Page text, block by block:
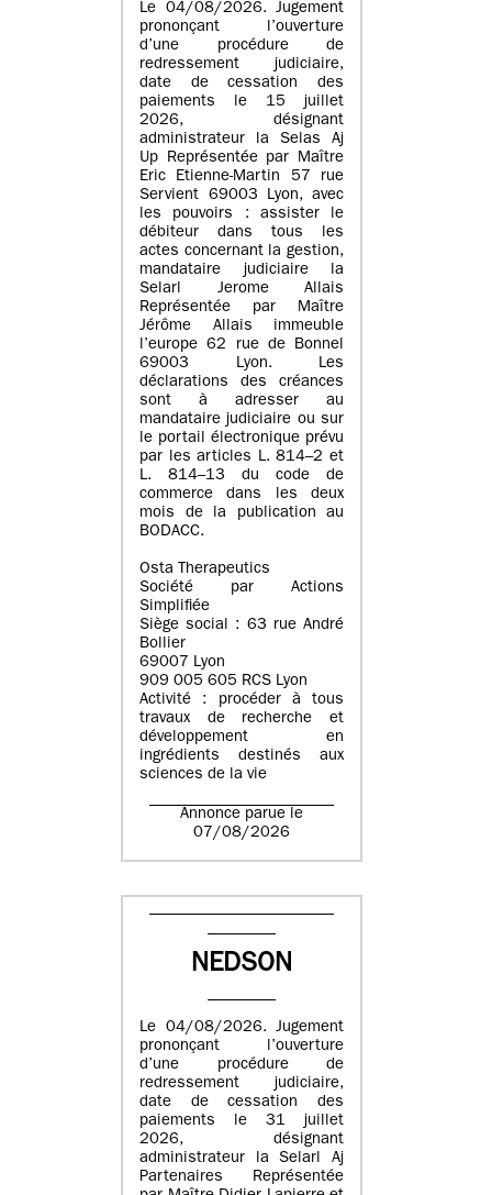
Le 04/08/2026. Jugement
prononçant l’ouverture
d’une procédure de
redressement judiciaire,
date de cessation des
paiements le 15 juillet
2026, désignant
administrateur la Selas Aj
Up Représentée par Maître
Eric Etienne-Martin 57 rue
Servient 69003 Lyon, avec
les pouvoirs : assister le
débiteur dans tous les
actes concernant la gestion,
mandataire judiciaire la
Selarl Jerome Allais
Représentée par Maître
Jérôme Allais immeuble
l’europe 62 rue de Bonnel
69003 Lyon. Les
déclarations des créances
sont à adresser au
mandataire judiciaire ou sur
le portail électronique prévu
par les articles L. 814–2 et
L. 814–13 du code de
commerce dans les deux
mois de la publication au
BODACC.
Osta Therapeutics
Société par Actions
Simplifiée
Siège social : 63 rue André
Bollier
69007 Lyon
909 005 605 RCS Lyon
Activité : procéder à tous
travaux de recherche et
développement en
ingrédients destinés aux
sciences de la vie
Annonce parue le
07/08/2026
NEDSON
Le 04/08/2026. Jugement
prononçant l’ouverture
d’une procédure de
redressement judiciaire,
date de cessation des
paiements le 31 juillet
2026, désignant
administrateur la Selarl Aj
Partenaires Représentée